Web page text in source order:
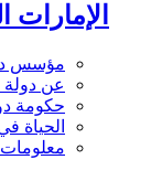
الإمارات
مؤسس
عن دولة
حكومة
الحياة
معلومات